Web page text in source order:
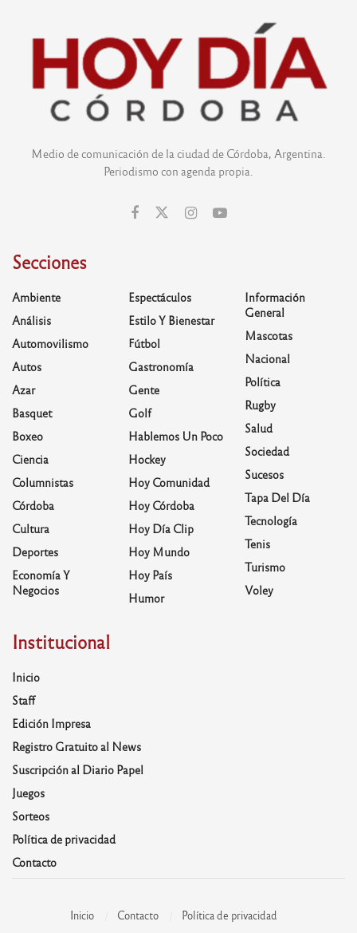
Medio de comunicación de la ciudad de Córdoba, Argentina.
Periodismo con agenda propia.
Secciones
Ambiente
Análisis
Automovilismo
Autos
Azar
Basquet
Boxeo
Ciencia
Columnistas
Córdoba
Cultura
Deportes
Economía Y
Negocios
Espectáculos
Estilo Y Bienestar
Fútbol
Gastronomía
Gente
Golf
Hablemos Un Poco
Hockey
Hoy Comunidad
Hoy Córdoba
Hoy Día Clip
Hoy Mundo
Hoy País
Humor
Información
General
Mascotas
Nacional
Política
Rugby
Salud
Sociedad
Sucesos
Tapa Del Día
Tecnología
Tenis
Turismo
Voley
Institucional
Inicio
Staff
Edición Impresa
Registro Gratuito al News
Suscripción al Diario Papel
Juegos
Sorteos
Política de privacidad
Contacto
Inicio Contacto Política de privacidad